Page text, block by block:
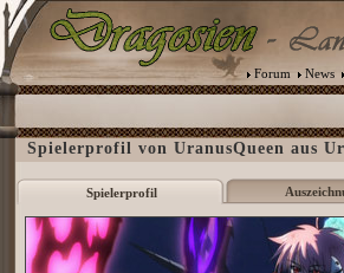
Forum News
Spielerprofil von UranusQueen aus
Spielerprofil